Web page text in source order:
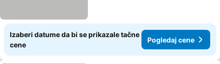
Izaberi datume da bi se prikazale tačne
cene
Pogledaj cene